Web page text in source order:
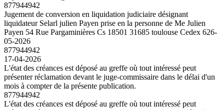
877944942
Jugement de conversion en liquidation judiciaire désignant
liquidateur Selarl julien Payen prise en la personne de Me Julien
Payen 54 Rue Pargaminières Cs 18501 31685 toulouse Cedex 626-
05-2026
877944942
17-04-2026
L'état des créances est déposé au greffe où tout intéressé peut
présenter réclamation devant le juge-commissaire dans le délai d'un
mois à compter de la présente publication.
877944942
L'état des créances est déposé au greffe où tout intéressé peut